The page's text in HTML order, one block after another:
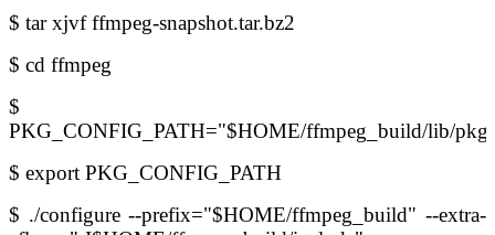
$ tar xjvf ffmpeg-snapshot.tar.bz2
$ cd ffmpeg
$
PKG_CONFIG_PATH="$HOME/ffmpeg_build/lib/
$ export PKG_CONFIG_PATH
$ ./configure --prefix="$HOME/ffmpeg_build" --extra-